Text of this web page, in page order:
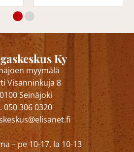
Ky
myymälä
Visanninkuja 8
Seinäjoki
050 306 0320
– pe 10-17, la 10-13